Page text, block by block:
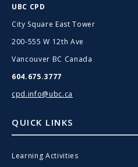
UBC CPD
City Square East Tower
200-555 W 12th Ave
Vancouver BC Canada
604.675.3777
cpd.info@ubc.ca
QUICK LINKS
Learning Activities